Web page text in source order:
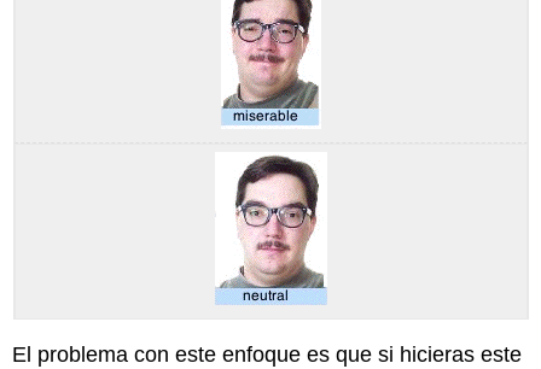
El problema con este enfoque es que si hicieras este